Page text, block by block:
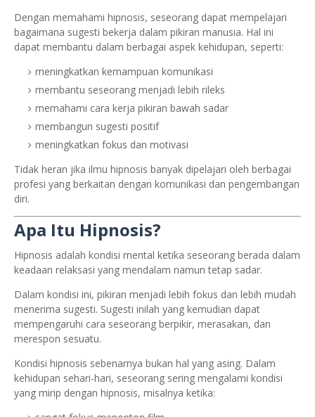
Dengan memahami hipnosis, seseorang dapat mempelajari
bagaimana sugesti bekerja dalam pikiran manusia. Hal ini
dapat membantu dalam berbagai aspek kehidupan, seperti:
meningkatkan kemampuan komunikasi
membantu seseorang menjadi lebih rileks
memahami cara kerja pikiran bawah sadar
membangun sugesti positif
meningkatkan fokus dan motivasi
Tidak heran jika ilmu hipnosis banyak dipelajari oleh berbagai
profesi yang berkaitan dengan komunikasi dan pengembangan
diri.
Apa Itu Hipnosis?
Hipnosis adalah kondisi mental ketika seseorang berada dalam
keadaan relaksasi yang mendalam namun tetap sadar.
Dalam kondisi ini, pikiran menjadi lebih fokus dan lebih mudah
menerima sugesti. Sugesti inilah yang kemudian dapat
mempengaruhi cara seseorang berpikir, merasakan, dan
merespon sesuatu.
Kondisi hipnosis sebenarnya bukan hal yang asing. Dalam
kehidupan sehari-hari, seseorang sering mengalami kondisi
yang mirip dengan hipnosis, misalnya ketika: